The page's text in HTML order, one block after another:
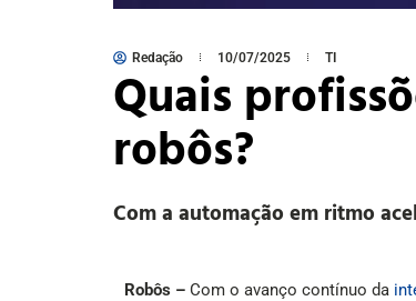
Redação 10/07/2025 TI
Quais
robôs?
Com a automação em ritmo
Robôs – Com o avanço contínuo da